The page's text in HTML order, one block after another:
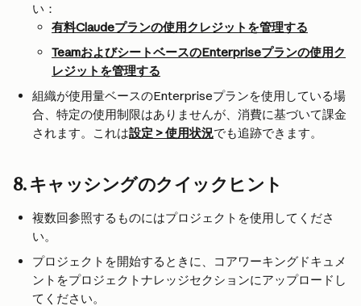
い：
有料Claudeプランの使用クレジットを管理する
TeamおよびシートベースのEnterpriseプランの使用ク
レジットを管理する
組織が使用量ベースのEnterpriseプランを使用している場
合、特定の使用制限はありませんが、消費に基づいて課金
されます。これは設定 > 使用状況でも追跡できます。
8. キャッシングのクイックヒント
複数回参照するものにはプロジェクトを使用してくださ
い。
プロジェクトを開始するときに、コアワーキングドキュメ
ントをプロジェクトナレッジセクションにアップロードし
てください。